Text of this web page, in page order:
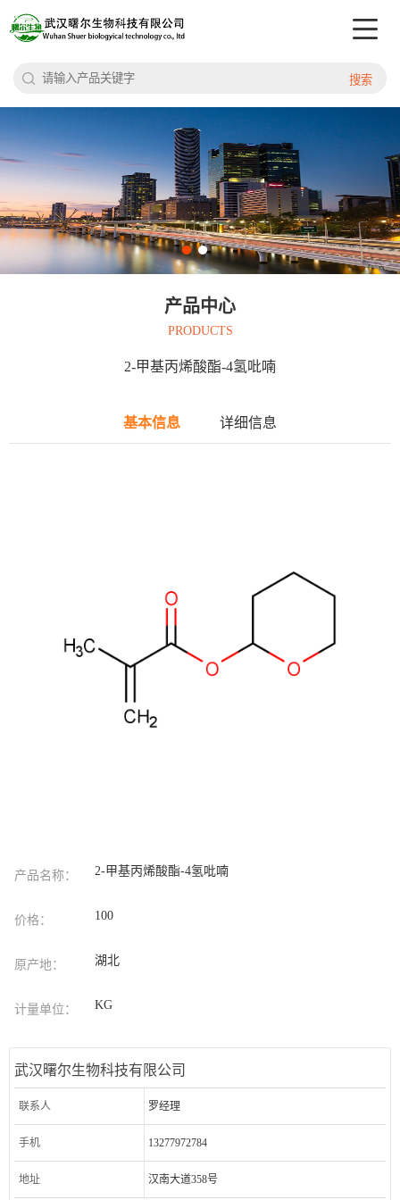
搜索
产品中心
PRODUCTS
2-甲基丙烯酸酯-4氢吡喃
基本信息 详细信息
产品名称： 2-甲基丙烯酸酯-4氢吡喃
价格： 100
原产地： 湖北
计量单位： KG
武汉曙尔生物科技有限公司
联系人 罗经理
手机 13277972784
地址 汉南大道358号